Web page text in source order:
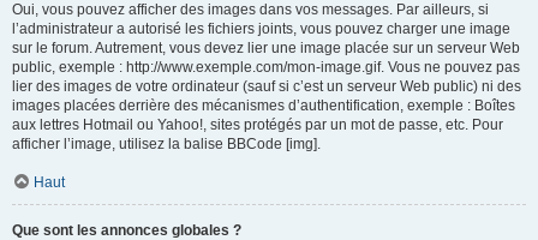
Oui, vous pouvez afficher des images dans vos messages. Par ailleurs, si
l’administrateur a autorisé les fichiers joints, vous pouvez charger une image
sur le forum. Autrement, vous devez lier une image placée sur un serveur Web
public, exemple : http://www.exemple.com/mon-image.gif. Vous ne pouvez pas
lier des images de votre ordinateur (sauf si c’est un serveur Web public) ni des
images placées derrière des mécanismes d’authentification, exemple : Boîtes
aux lettres Hotmail ou Yahoo!, sites protégés par un mot de passe, etc. Pour
afficher l’image, utilisez la balise BBCode [img].
Haut
Que sont les annonces globales ?